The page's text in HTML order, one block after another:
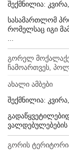
შექმნილია:
სასამართლომ
რომელსაც იგი
...
გორელ
ჩამოართვეს,
ახალი ამბები
შექმნილია:
გორის